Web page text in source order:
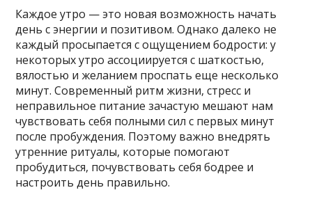
Каждое утро — это новая возможность начать
день с энергии и позитивом. Однако далеко не
каждый просыпается с ощущением бодрости: у
некоторых утро ассоциируется с шаткостью,
вялостью и желанием проспать еще несколько
минут. Современный ритм жизни, стресс и
неправильное питание зачастую мешают нам
чувствовать себя полными сил с первых минут
после пробуждения. Поэтому важно внедрять
утренние ритуалы, которые помогают
пробудиться, почувствовать себя бодрее и
настроить день правильно.